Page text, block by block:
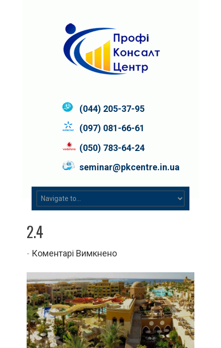
(044) 205-37-95
(097) 081-66-61
(050) 783-64-24
seminar@pkcentre.in.ua
2.4
- Коментарі Вимкненодо
2.4